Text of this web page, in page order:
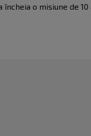
o misiune de 10